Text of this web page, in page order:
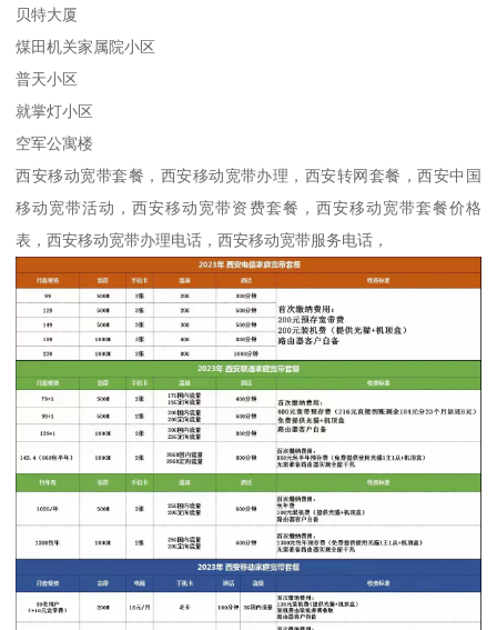
贝特大厦
煤田机关家属院小区
普天小区
就掌灯小区
空军公寓楼
西安移动宽带套餐，西安移动宽带办理，西安转网套餐，西安中国
移动宽带活动，西安移动宽带资费套餐，西安移动宽带套餐价格
表，西安移动宽带办理电话，西安移动宽带服务电话，